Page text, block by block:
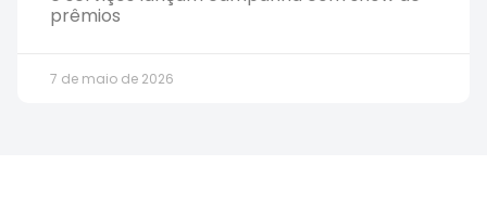
prêmios
7 de maio de 2026